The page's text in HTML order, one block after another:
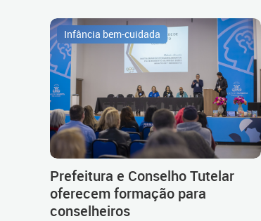
Infância bem-cuidada
Prefeitura e Conselho Tutelar
oferecem formação para
conselheiros